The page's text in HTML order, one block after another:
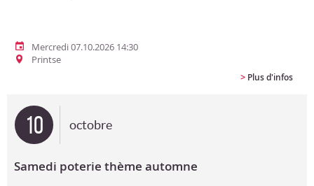
Mercredi 07.10.2026 14:30
Printse
> Plus d'infos
10 octobre
Samedi poterie thème automne